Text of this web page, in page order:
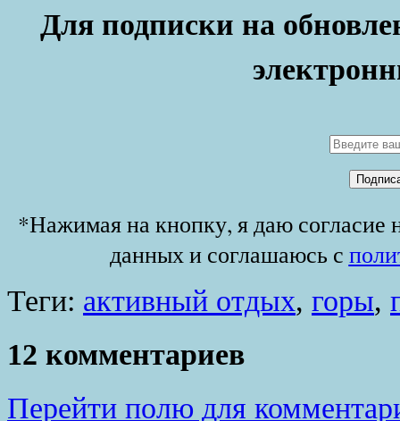
Для подписки на
*Нажимая на кнопку, я даю согласие
данных и соглашаюсь с
Теги: активный отдых, горы,
12 комментариев
Перейти полю для